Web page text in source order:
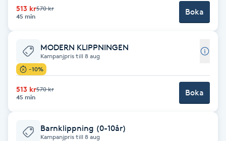
Barnklippning
Blowout
Bottenfärg
Brynformning
513 kr570 kr
45 min
Boka
MODERN KLIPPNINGEN
Kampanjpris till 8 aug
-10%
513 kr570 kr
45 min
Boka
Barnklippning (0-10år)
Kampanjpris till 8 aug